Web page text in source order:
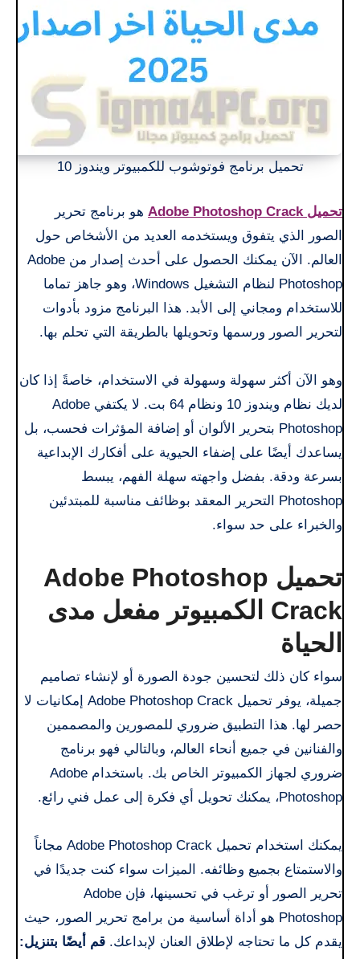
تحميل برنامج فوتوشوب للكمبيوتر ويندوز 10
تحميل Adobe Photoshop Crack
هو برنامج تحرير
الصور الذي يتفوق ويستخدمه العديد من الأشخاص حول
العالم. الآن يمكنك الحصول على أحدث إصدار من Adobe
Photoshop لنظام التشغيل Windows، وهو جاهز تماما
للاستخدام ومجاني إلى الأبد. هذا البرنامج مزود بأدوات
لتحرير الصور ورسمها وتحويلها بالطريقة التي تحلم بها.
وهو الآن أكثر سهولة وسهولة في الاستخدام، خاصةً إذا كان
لديك نظام ويندوز 10 ونظام 64 بت. لا يكتفي Adobe
Photoshop بتحرير الألوان أو إضافة المؤثرات فحسب، بل
يساعدك أيضًا على إضفاء الحيوية على أفكارك الإبداعية
بسرعة ودقة. بفضل واجهته سهلة الفهم، يبسط
Photoshop التحرير المعقد بوظائف مناسبة للمبتدئين
والخبراء على حد سواء.
تحميل Adobe Photoshop
Crack الكمبيوتر مفعل مدى
الحياة
سواء كان ذلك لتحسين جودة الصورة أو لإنشاء تصاميم
جميلة، يوفر تحميل Adobe Photoshop Crack إمكانيات لا
حصر لها. هذا التطبيق ضروري للمصورين والمصممين
والفنانين في جميع أنحاء العالم، وبالتالي فهو برنامج
ضروري لجهاز الكمبيوتر الخاص بك. باستخدام Adobe
Photoshop، يمكنك تحويل أي فكرة إلى عمل فني رائع.
يمكنك استخدام تحميل Adobe Photoshop Crack مجاناً
والاستمتاع بجميع وظائفه. الميزات سواء كنت جديدًا في
تحرير الصور أو ترغب في تحسينها، فإن Adobe
Photoshop هو أداة أساسية من برامج تحرير الصور، حيث
يقدم كل ما تحتاجه لإطلاق العنان لإبداعك. قم أيضًا بتنزيل: